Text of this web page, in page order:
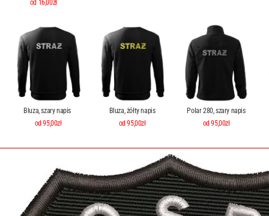
od 16,00zł
Bluza, szary napis
od 95,00zł
Bluza, żółty napis
od 95,00zł
Polar 280, szary napis
od 95,00zł